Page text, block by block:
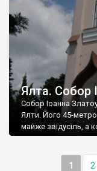
Ялта. Собор
Собор Іоанна
Ялти. Його 45-
майже звідусіль, а
1 2